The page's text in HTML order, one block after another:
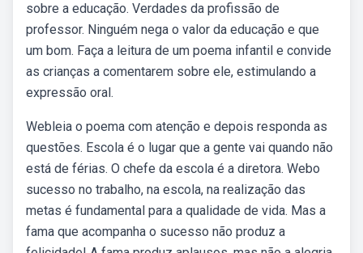
sobre a educação. Verdades da profissão de
professor. Ninguém nega o valor da educação e que
um bom. Faça a leitura de um poema infantil e convide
as crianças a comentarem sobre ele, estimulando a
expressão oral.
Webleia o poema com atenção e depois responda as
questões. Escola é o lugar que a gente vai quando não
está de férias. O chefe da escola é a diretora. Webo
sucesso no trabalho, na escola, na realização das
metas é fundamental para a qualidade de vida. Mas a
fama que acompanha o sucesso não produz a